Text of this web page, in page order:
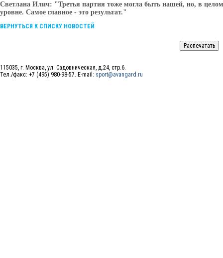
Светлана Илич: "Третья партия тоже могла быть нашей, но, в
уровне. Самое главное - это результат."
ВЕРНУТЬСЯ К СПИСКУ НОВОСТЕЙ
115035, г. Москва, ул. Садовническая, д.24, стр.6.
Тел./факс: +7 (495) 980-98-57. E-mail: sport@avangard.ru